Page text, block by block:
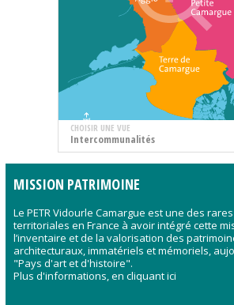
CHOISIR UNE VUE
MISSION PATRIMOINE
Le PETR Vidourle Camargue est une des
territoriales en France à avoir intégré cette
l’inventaire et de la valorisation des
architecturaux, immatériels et mémoriels,
"Pays d'art et d'histoire".
Plus d'informations, en cliquant ici